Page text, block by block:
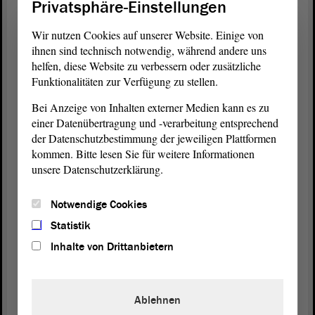
Präs. @brakebusch1im Rahmen eines
Mehr zum Projekt im Video +
https://t.co/45pzyntpqG #Mauerfall30
chsenAnhalt
pic.twitter.com/5cqrYchzVV
— LT Sachsen-Anhalt (@Landtag_LSA) September
6, 2019
Filmpremiere: 9. November 2019 in Marienborn
(Bürgermeister von Oebisfelde-Weferlingen), Wittich Schobert
(Bürgermeister von Helmstedt) und zwei Zeitungsreporter aus der
Region interviewt. Die einzelnen Sequenzen werden anschließend
im Offenen Kanal Magdeburg zu einem fünfminütigen Film
Privatsphäre-Einstellungen
Wir nutzen Cookies auf unserer Website. Einige von
ihnen sind technisch notwendig, während andere uns
helfen, diese Website zu verbessern oder zusätzliche
Funktionalitäten zur Verfügung zu stellen.
Bei Anzeige von Inhalten externer Medien kann es zu
einer Datenübertragung und -verarbeitung entsprechend
der Datenschutzbestimmung der jeweiligen Plattformen
kommen. Bitte lesen Sie für weitere Informationen
unsere Datenschutzerklärung.
Notwendige Cookies
Statistik
Inhalte von Drittanbietern
Ablehnen